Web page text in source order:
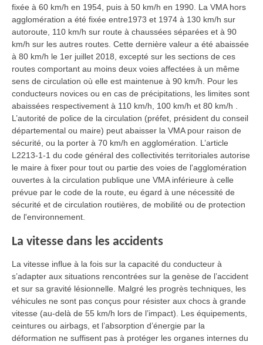
fixée à 60 km/h en 1954, puis à 50 km/h en 1990. La VMA hors
agglomération a été fixée entre1973 et 1974 à 130 km/h sur
autoroute, 110 km/h sur route à chaussées séparées et à 90
km/h sur les autres routes. Cette dernière valeur a été abaissée
à 80 km/h le 1er juillet 2018, excepté sur les sections de ces
routes comportant au moins deux voies affectées à un même
sens de circulation où elle est maintenue à 90 km/h. Pour les
conducteurs novices ou en cas de précipitations, les limites sont
abaissées respectivement à 110 km/h, 100 km/h et 80 km/h .
L’autorité de police de la circulation (préfet, président du conseil
départemental ou maire) peut abaisser la VMA pour raison de
sécurité, ou la porter à 70 km/h en agglomération. L’article
L2213-1-1 du code général des collectivités territoriales autorise
le maire à fixer pour tout ou partie des voies de l'agglomération
ouvertes à la circulation publique une VMA inférieure à celle
prévue par le code de la route, eu égard à une nécessité de
sécurité et de circulation routières, de mobilité ou de protection
de l'environnement.
La vitesse dans les accidents
La vitesse influe à la fois sur la capacité du conducteur à
s’adapter aux situations rencontrées sur la genèse de l’accident
et sur sa gravité lésionnelle. Malgré les progrès techniques, les
véhicules ne sont pas conçus pour résister aux chocs à grande
vitesse (au-delà de 55 km/h lors de l’impact). Les équipements,
ceintures ou airbags, et l’absorption d’énergie par la
déformation ne suffisent pas à protéger les organes internes du